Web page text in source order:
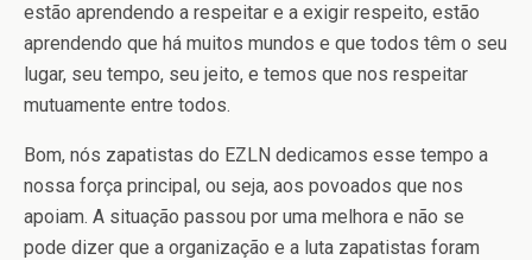
estão aprendendo a respeitar e a exigir respeito, estão
aprendendo que há muitos mundos e que todos têm o seu
lugar, seu tempo, seu jeito, e temos que nos respeitar
mutuamente entre todos.
Bom, nós zapatistas do EZLN dedicamos esse tempo a
nossa força principal, ou seja, aos povoados que nos
apoiam. A situação passou por uma melhora e não se
pode dizer que a organização e a luta zapatistas foram